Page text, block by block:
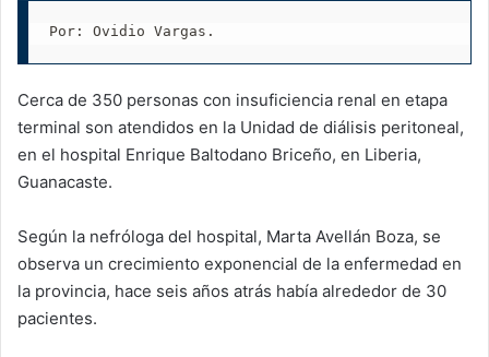
Por: Ovidio Vargas.
Cerca de 350 personas con insuficiencia renal en etapa
terminal son atendidos en la Unidad de diálisis peritoneal,
en el hospital Enrique Baltodano Briceño, en Liberia,
Guanacaste.
Según la nefróloga del hospital, Marta Avellán Boza, se
observa un crecimiento exponencial de la enfermedad en
la provincia, hace seis años atrás había alrededor de 30
pacientes.